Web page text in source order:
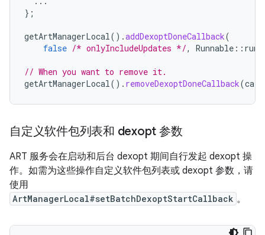
};
getArtManagerLocal().addDexoptDoneCallback(
false /* onlyIncludeUpdates */, Runnable :: run
// When you want to remove it.
getArtManagerLocal(). removeDexoptDoneCallback(
自定义软件包列表和 dexopt 参数
ART 服务会在启动和后台 dexopt 期间自行发起 dexopt 操
作。如需为这些操作自定义软件包列表或 dexopt 参数，请
使用
ArtManagerLocal#setBatchDexoptStartCallback 。